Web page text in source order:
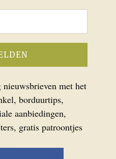
met het
borduurtips,
aanbiedingen,
gratis patroontjes